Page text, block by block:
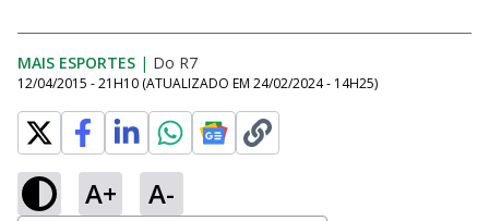
MAIS ESPORTES | Do R7
12/04/2015 - 21H10 (ATUALIZADO EM 24/02/2024 - 14H25)
A+ A-